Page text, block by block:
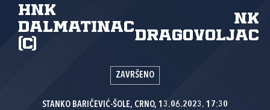
HNK
Dalmatinac
(C)
NK
Dragovoljac
ZAVRŠENO
STANKO BARIČEVIĆ-ŠOLE, CRNO, 13.06.2023. 17:30